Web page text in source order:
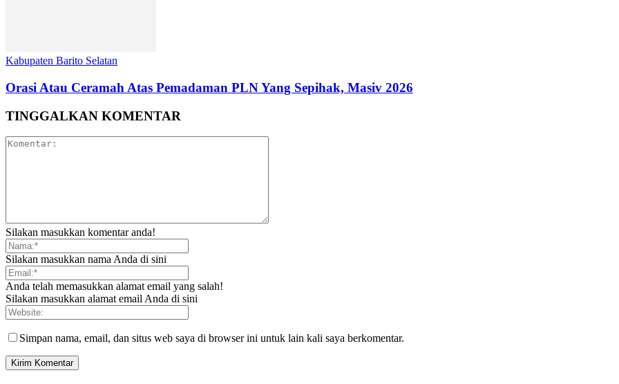
Kabupaten Barito Selatan
Orasi Atau Ceramah Atas Pemadaman PLN Yang Sepihak, Masiv 2026
TINGGALKAN KOMENTAR
Silakan masukkan komentar anda!
Silakan masukkan nama Anda di sini
Anda telah memasukkan alamat email yang salah!
Silakan masukkan alamat email Anda di sini
Simpan nama, email, dan situs web saya di browser ini untuk lain kali saya berkomentar.